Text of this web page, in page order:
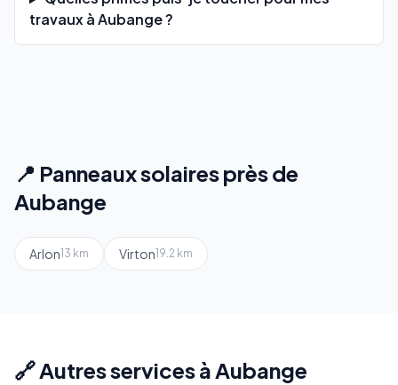
travaux à Aubange ?
📍 Panneaux solaires près de
Aubange
Arlon13 km Virton19.2 km
🔗 Autres services à Aubange